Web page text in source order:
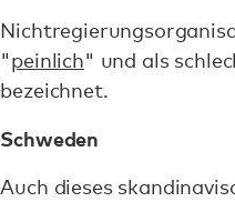
"peinlich" und als
bezeichnet.
Schweden
Auch dieses